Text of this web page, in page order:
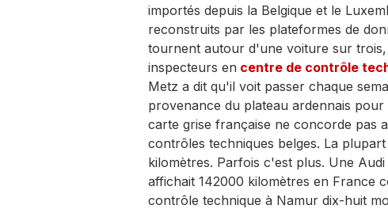
importés depuis la Belgique et le
reconstruits par les plateformes de
tournent autour d'une voiture sur
inspecteurs en centre de contrôle
Metz a dit qu'il voit passer chaque
provenance du plateau ardennais
carte grise française ne concorde pas
contrôles techniques belges. La
kilomètres. Parfois c'est plus. Une
affichait 142000 kilomètres en France
contrôle technique à Namur dix-huit